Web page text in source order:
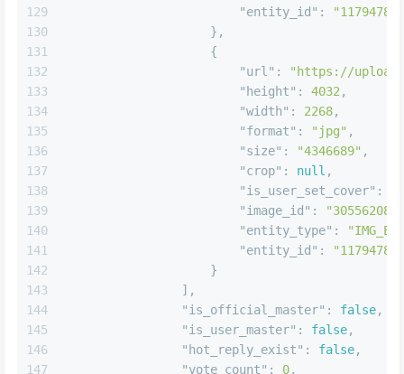
128
129
130
131
132
133
134
135
136
137
138
139
140
141
142
143
144
145
146
"entity_type"
:
}
"url":
"https://upload-
"height"
4032
"width": 2268,
"format"
: "jpg",
"size" : "4346689"
"crop": null
"is_user_set_cover":
"image_id": "30556208"
"entity_type"
:
],
"is_official_master": false
"is_user_master": false,
"hot_reply_exist"